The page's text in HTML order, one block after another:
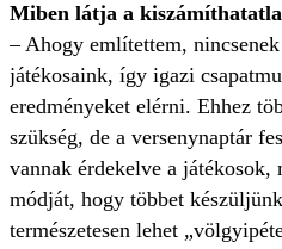
Miben látja a
– Ahogy említettem,
játékosaink, így igazi
eredményeket elérni. Ehhez
szükség, de a versenynaptár
vannak érdekelve a
módját, hogy többet
természetesen lehet